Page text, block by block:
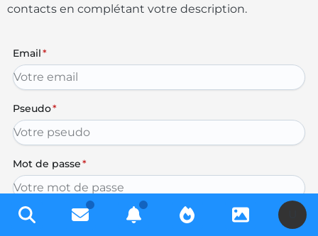
contacts en complétant votre description.
Email*
Pseudo*
Mot de passe*